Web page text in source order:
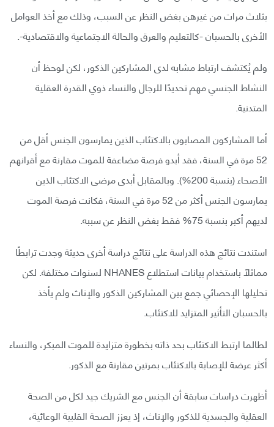
بثلاث مرات من غيرهن بغض النظر عن السبب، وذلك مع أخذ العوامل
الأخرى بالحسبان -كالتعليم والعرق والحالة الاجتماعية والاقتصادية-.
ولم يُكتشف ارتباط مشابه لدى المشاركين الذكور، لكن لوحظ أن
النشاط الجنسي مهم تحديدًا للرجال والنساء ذوي القدرة العقلية
المتدنية.
أما المشاركون المصابون بالاكتئاب الذين يمارسون الجنس أقل من
52 مرة في السنة، فقد أبدو فرصة مضاعفة للموت مقارنة مع أقرانهم
الأصحاء (بنسبة 200%). وبالمقابل أبدى مرضى الاكتئاب الذين
يمارسون الجنس أكثر من 52 مرة في السنة، فكانت فرصة الموت
لديهم أكبر بنسبة 75% فقط بغض النظر عن سببه.
استندت نتائج هذه الدراسة على نتائج دراسة أخرى حديثة وجدت ترابطًا
مماثلًا باستخدام بيانات استطلاع NHANES لسنوات مختلفة. لكن
تحليلها الإحصائي جمع بين المشاركين الذكور والإناث ولم يأخذ
بالحسبان التأثير المتزايد للاكتئاب.
لطالما ارتبط الاكتئاب بحد ذاته بخطورة متزايدة للموت المبكر، والنساء
أكثر عرضة للإصابة بالاكتئاب بمرتين مقارنة مع الذكور.
أظهرت دراسات سابقة أن الجنس مع الشريك جيد لكل من الصحة
العقلية والجسدية للذكور والإناث، إذ يعزز الصحة القلبية الوعائية،